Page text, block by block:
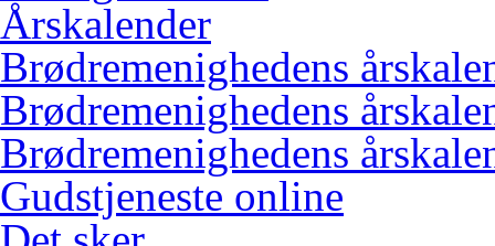
Årskalender
Brødremenighedens
Brødremenighedens
Brødremenighedens
Gudstjeneste online